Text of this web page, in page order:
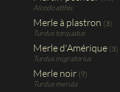
Alcedo atthis
Merle à plastron (3)
Turdus torquatus
Merle d'Amérique (3)
Turdus migratorius
Merle noir (9)
Turdus merula